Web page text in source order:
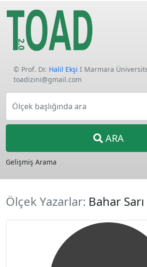
© Prof. Dr. Halil Ekşi I Marmara
toadizini@gmail.com
Ölçek başlığında ara
ARA
Gelişmiş Arama
Ölçek Yazarlar: Bahar